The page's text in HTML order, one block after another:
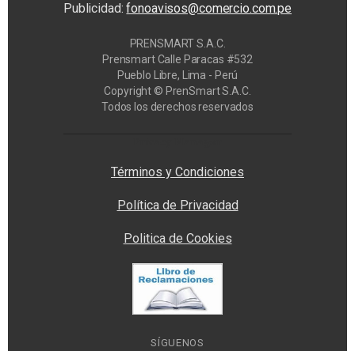
Publicidad:fonoavisos@comercio.com.pe
PRENSMART S.A.C.
Prensmart Calle Paracas #532
Pueblo Libre, Lima - Perú
Copyright © PrenSmart S.A.C.
Todos los derechos reservados
Términos y Condiciones
Política de Privacidad
Politica de Cookies
SÍGUENOS